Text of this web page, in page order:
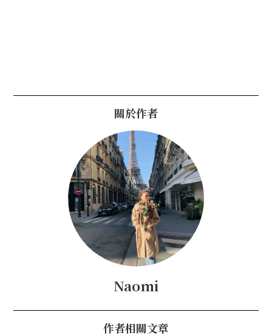
關於作者
Naomi
作者相關文章